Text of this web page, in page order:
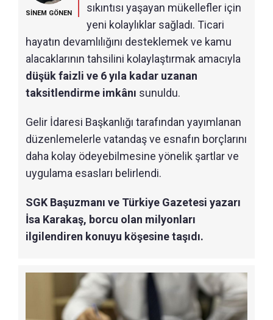
SİNEM GÖNEN
sıkıntısı yaşayan mükellefler için
yeni kolaylıklar sağladı. Ticari
hayatın devamlılığını desteklemek ve kamu
alacaklarının tahsilini kolaylaştırmak amacıyla
düşük faizli ve 6 yıla kadar uzanan
taksitlendirme imkânı sunuldu.
Gelir İdaresi Başkanlığı tarafından yayımlanan
düzenlemelerle vatandaş ve esnafın borçlarını
daha kolay ödeyebilmesine yönelik şartlar ve
uygulama esasları belirlendi.
SGK Başuzmanı ve Türkiye Gazetesi yazarı
İsa Karakaş, borcu olan milyonları
ilgilendiren konuyu köşesine taşıdı.